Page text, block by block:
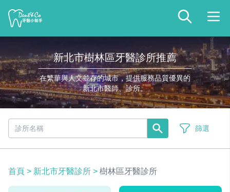
新北市樹林區牙醫診所推薦
在繁華與人文並存的城市，提供服務品質優異的
新北市醫師、診所。
篩選
首頁 > 新北市牙醫診所 > 樹林區牙醫診所